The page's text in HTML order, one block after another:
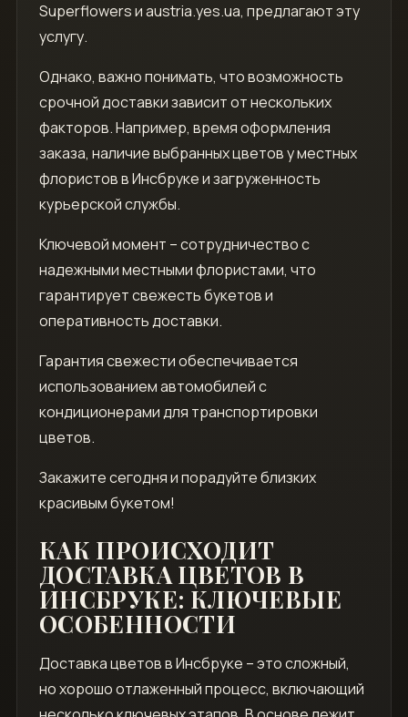
Superflowers и austria.yes.ua, предлагают эту
услугу.
Однако, важно понимать, что возможность
срочной доставки зависит от нескольких
факторов. Например, время оформления
заказа, наличие выбранных цветов у местных
флористов в Инсбруке и загруженность
курьерской службы.
Ключевой момент – сотрудничество с
надежными местными флористами, что
гарантирует свежесть букетов и
оперативность доставки.
Гарантия свежести обеспечивается
использованием автомобилей с
кондиционерами для транспортировки
цветов.
Закажите сегодня и порадуйте близких
красивым букетом!
КАК ПРОИСХОДИТ
ДОСТАВКА ЦВЕТОВ В
ИНСБРУКЕ: КЛЮЧЕВЫЕ
ОСОБЕННОСТИ
Доставка цветов в Инсбруке – это сложный,
но хорошо отлаженный процесс, включающий